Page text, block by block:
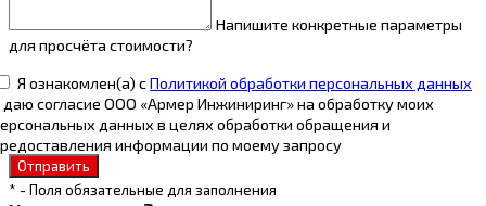
Напишите конкретные параметры
для просчёта стоимости?
Я ознакомлен(а) сПолитикой обработки персональных данных
даю согласие ООО «Армер Инжиниринг» на обработку моих
данных в целях обработки обращения и
информации по моему запросу
Отправить
* - Поля обязательные для заполнения